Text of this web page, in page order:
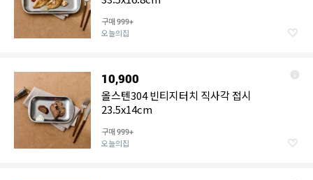
구매999+
오늘의집
10,900
올스텐304 빈티지터치 직사각 접시
23.5x14cm
구매999+
오늘의집